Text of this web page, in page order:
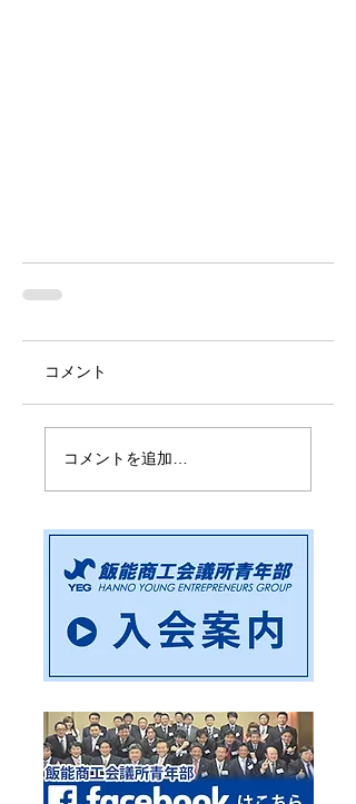
コメント
コメントを追加…